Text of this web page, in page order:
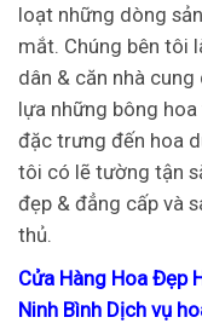
loạt những dòng
mắt. Chúng bên tôi
dân & căn nhà
lựa những bông
đặc trưng đến hoa
tôi có lẽ tường tận
đẹp & đẳng cấp và
thủ.
Cửa Hàng Hoa Đẹp
Ninh Bình Dịch vụ